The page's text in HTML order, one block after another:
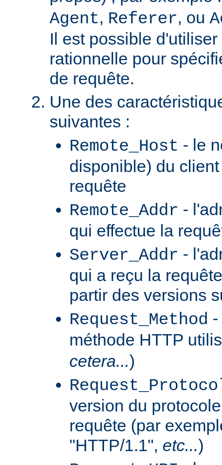
Agent, Referer, ou
Il est possible
rationnelle pour
de requête.
Une des
suivantes :
Remote_Host - le
disponible) du
requête
Remote_Addr -
qui effectue la
Server_Addr -
qui a reçu la
partir des versions
Request_Method
méthode HTTP
cetera...)
version du
requête (par
"HTTP/1.1", etc...)